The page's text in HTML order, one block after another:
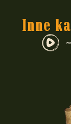
Inne